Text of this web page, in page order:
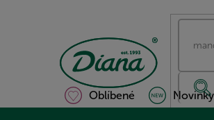
Oblíbené Novinky